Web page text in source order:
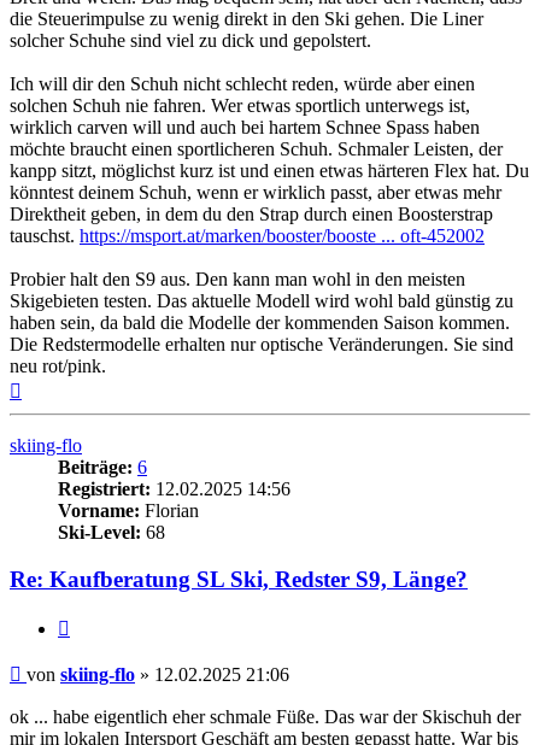
die Steuerimpulse zu wenig direkt in den Ski gehen. Die Liner
solcher Schuhe sind viel zu dick und gepolstert.
Ich will dir den Schuh nicht schlecht reden, würde aber einen
solchen Schuh nie fahren. Wer etwas sportlich unterwegs ist,
wirklich carven will und auch bei hartem Schnee Spass haben
möchte braucht einen sportlicheren Schuh. Schmaler Leisten, der
kanpp sitzt, möglichst kurz ist und einen etwas härteren Flex hat. Du
könntest deinem Schuh, wenn er wirklich passt, aber etwas mehr
Direktheit geben, in dem du den Strap durch einen Boosterstrap
tauschst. https://msport.at/marken/booster/booste ... oft-452002
Probier halt den S9 aus. Den kann man wohl in den meisten
Skigebieten testen. Das aktuelle Modell wird wohl bald günstig zu
haben sein, da bald die Modelle der kommenden Saison kommen.
Die Redstermodelle erhalten nur optische Veränderungen. Sie sind
neu rot/pink.
skiing-flo
Beiträge: 6
Registriert: 12.02.2025 14:56
Vorname: Florian
Ski-Level: 68
Re: Kaufberatung SL Ski, Redster S9, Länge?
Beitrag
von skiing-flo » 12.02.2025 21:06
ok ... habe eigentlich eher schmale Füße. Das war der Skischuh der
mir im lokalen Intersport Geschäft am besten gepasst hatte. War bis